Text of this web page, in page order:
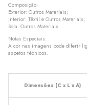
Composição:
Exterior: Outros Materiais;
Interior: Têxtil e Outros Materiais;
Sola: Outros Materiais.
Notas Especiais:
A cor nas imagens pode diferir
aspetos técnicos.
Dimensões (C x L x A)